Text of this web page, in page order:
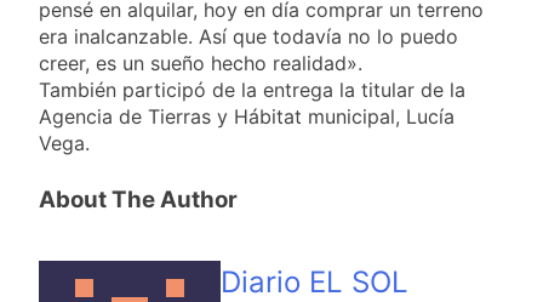
pensé en alquilar, hoy en día comprar un terreno
era inalcanzable. Así que todavía no lo puedo
creer, es un sueño hecho realidad».
También participó de la entrega la titular de la
Agencia de Tierras y Hábitat municipal, Lucía
Vega.
About The Author
Diario EL SOL